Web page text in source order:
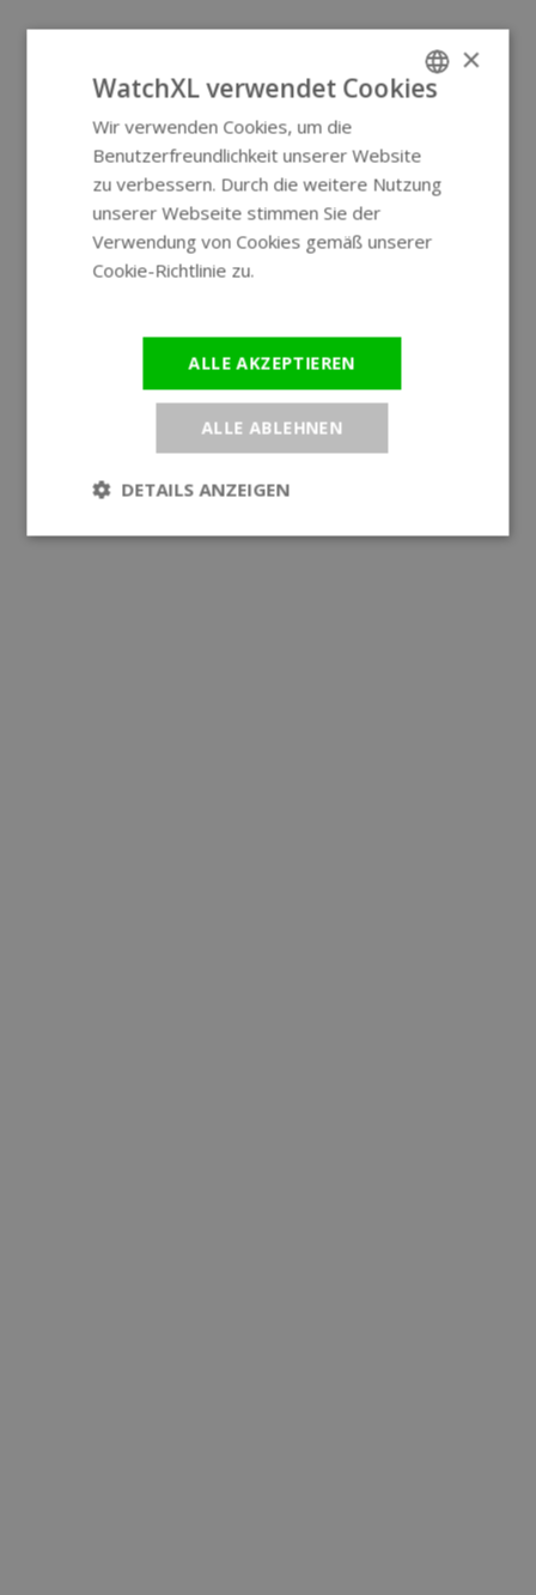
GERMAN
×
WatchXL verwendet Cookies
Wir verwenden Cookies, um die
Benutzerfreundlichkeit unserer Website
zu verbessern. Durch die weitere Nutzung
unserer Webseite stimmen Sie der
Verwendung von Cookies gemäß unserer
Cookie-Richtlinie zu.
ALLE AKZEPTIEREN
ALLE ABLEHNEN
DETAILS ANZEIGEN